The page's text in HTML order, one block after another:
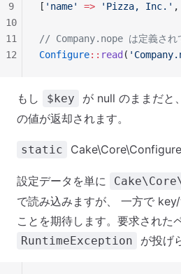
[ 'name' => 'Pizza, Inc.' ,
// Company.nope は定義さ
Configure:: read (
9
10
11
12
もし $key
が null のままだと
の値が返却されます。
static
設定データを単に
で読み込みますが、 一方で
ことを期待します。要求された
RuntimeException が投げ